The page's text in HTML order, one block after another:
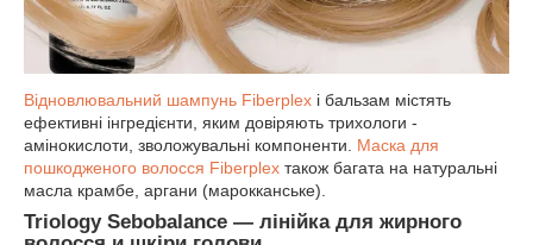
Відновлювальний шампунь Fiberplex і бальзам містять
ефективні інгредієнти, яким довіряють трихологи -
амінокислоти, зволожувальні компоненти. Маска для
пошкодженого волосся Fiberplex також багата на натуральні
масла крамбе, аргани (марокканське).
Triology Sebobalance — лінійка для жирного